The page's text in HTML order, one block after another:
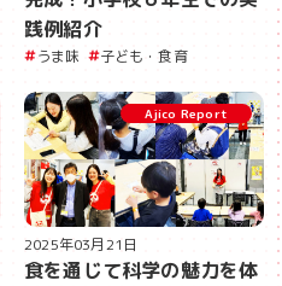
践例紹介
うま味 子ども・食育
Ajico Report
2025年03月21日
食を通じて科学の魅力を体